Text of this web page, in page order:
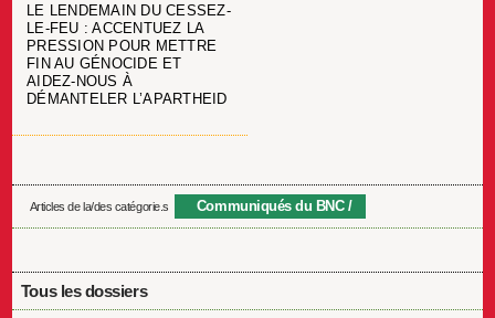
LE LENDEMAIN DU CESSEZ-
LE-FEU : ACCENTUEZ LA
PRESSION POUR METTRE
FIN AU GÉNOCIDE ET
AIDEZ-NOUS À
DÉMANTELER L’APARTHEID
Articles de la/des catégorie.s Communiqués du BNC
Tous les dossiers